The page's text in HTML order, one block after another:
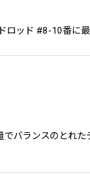
ロッド #8-10番に
でバランスのとれ